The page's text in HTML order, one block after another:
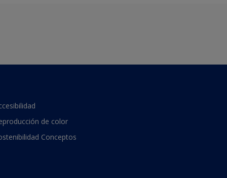
de color
Conceptos